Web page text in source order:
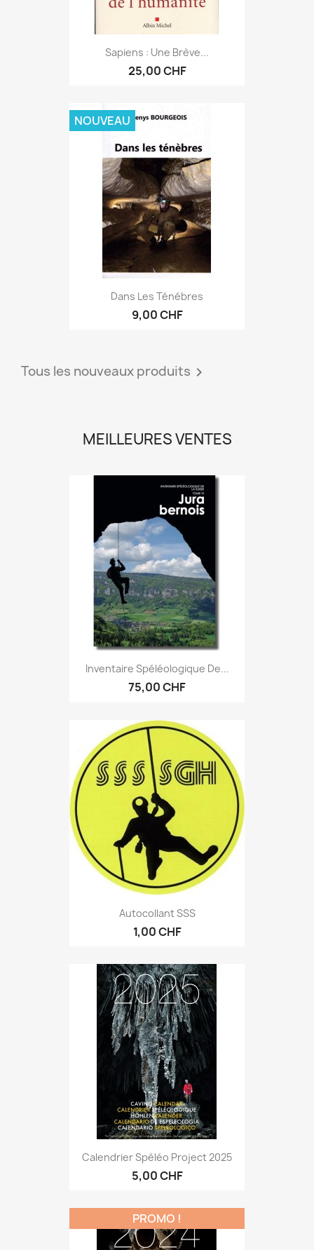
Sapiens : Une Brève...
25,00 CHF
Dans Les Ténébres
9,00 CHF
NOUVEAU
Tous les nouveaux produits 
MEILLEURES VENTES
Inventaire Spéléologique De...
75,00 CHF
Autocollant SSS
1,00 CHF
Calendrier Spéléo Project 2025
5,00 CHF
PROMO !